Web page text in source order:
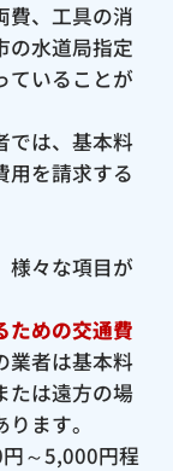
費、工具の消
の水道局指定
ていることが
では、基本料
用を請求する
様々な項目が
ための交通費
業者は基本料
たは遠方の場
ます。
～5,000円程